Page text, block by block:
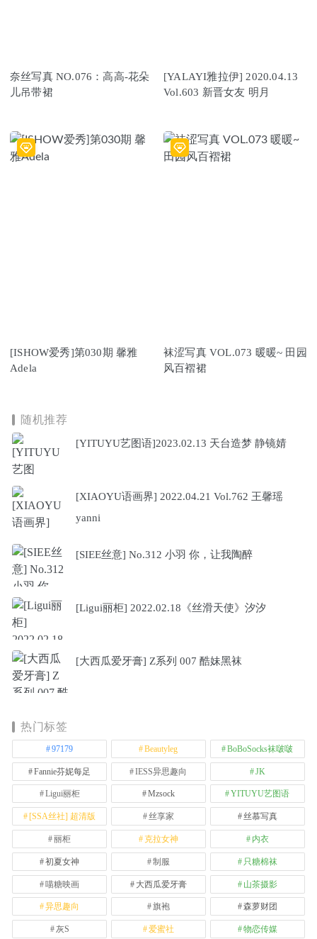
奈丝写真 NO.076：高高-花朵
儿吊带裙
[YALAYI雅拉伊] 2020.04.13
Vol.603 新晋女友 明月
[ISHOW爱秀]第030期 馨雅
Adela
袜涩写真 VOL.073 暖暖~ 田园
风百褶裙
随机推荐
[YITUYU艺图语]2023.02.13 天台造梦 静镜婧
[XIAOYU语画界] 2022.04.21 Vol.762 王馨瑶
yanni
[SIEE丝意] No.312 小羽 你，让我陶醉
[Ligui丽柜] 2022.02.18《丝滑天使》汐汐
[大西瓜爱牙膏] Z系列 007 酷妹黑袜
热门标签
97179 Beautyleg BoBoSocks袜啵啵
Fannie芬妮每足 IESS异思趣向 JK
Ligui丽柜 Mzsock YITUYU艺图语
[SSA丝社] 超清版 丝享家 丝慕写真
丽柜 克拉女神 内衣
初夏女神 制服 只糖棉袜
喵糖映画 大西瓜爱牙膏 山茶摄影
异思趣向 旗袍 森萝财团
灰S 爱蜜社 物恋传媒